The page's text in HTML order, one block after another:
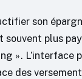
son
souvent plus
». L’interface
des